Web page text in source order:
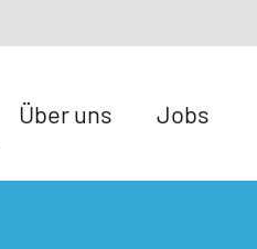
Über uns Jobs